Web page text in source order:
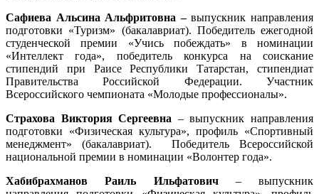
Сафиева Альсина Альфритовна –выпускник направления
подготовки «Туризм» (бакалавриат). Победитель ежегодной
студенческой премии «Учись побеждать» в номинации
«Интеллект года», победитель конкурса на соискание
стипендий при Раисе Республики Татарстан, стипендиат
Правительства Российской Федерации. Участник
Всероссийского чемпионата «Молодые профессионалы».
Страхова Виктория Сергеевна – выпускник направления
подготовки «Физическая культура», профиль «Спортивный
менеджмент» (бакалавриат). Победитель Всероссийской
национальной премии в номинации «Волонтер года».
Хабибрахманов Раиль Ильфатович– выпускник